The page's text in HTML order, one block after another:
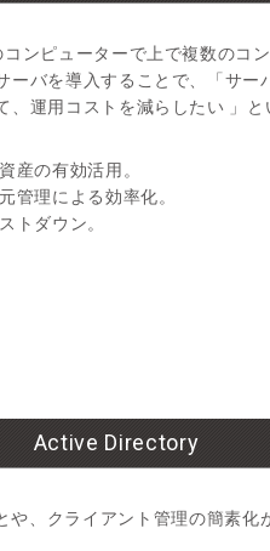
コンピューターで上で複数のコ
ーバを導入することで、「サー
、運用コストを減らしたい 」と
産の有効活用。
管理による効率化。
トダウン。
Active Directory
、クライアント管理の簡素化